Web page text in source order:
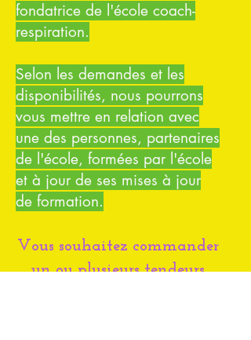
fondatrice de l'école coach-
respiration.
Selon les demandes et les
disponibilités, nous pourrons
vous mettre en relation avec
une des personnes, partenaires
de l'école, formées par l'école
et à jour de ses mises à jour
de formation.
Vous souhaitez commander
un ou plusieurs tendeurs